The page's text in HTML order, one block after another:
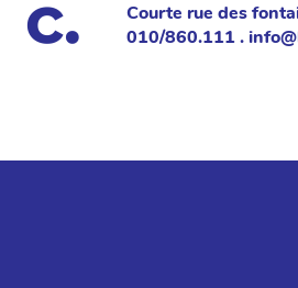
Courte rue des
010/860.111 .